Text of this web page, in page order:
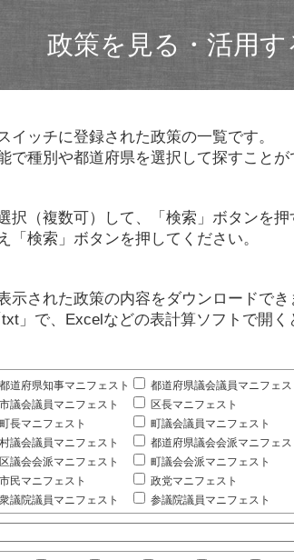
政策を見る・活用す
イッチに登録された政策の一覧です。
で種別や都道府県を選択して探すことが
択（複数可）して、「検索」ボタンを押
「検索」ボタンを押してください。
示された政策の内容をダウンロードでき
」で、Excelなどの表計算ソフトで開
都道府県知事マニフェスト 都道府県議会議員マニフェス
市議会議員マニフェスト
区長マニフェスト
町長マニフェスト
町議会議員マニフェスト
村議会議員マニフェスト
都道府県議会会派マニフェス
区議会会派マニフェスト
町議会会派マニフェスト
市民マニフェスト
政党マニフェスト
衆議院議員マニフェスト
参議院議員マニフェスト